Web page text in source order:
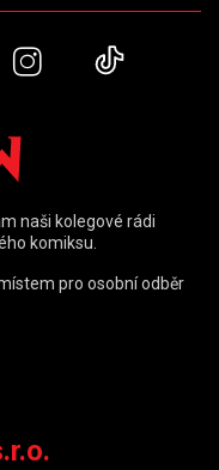
Instagram
naši kolegové rádi
komiksu.
pro osobní odběr